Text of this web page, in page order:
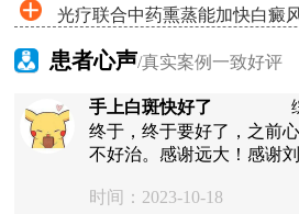
光疗联合中药熏蒸能加快白癜
患者心声/真实案例一致好评
手上白斑快好了
终于，终于要好了，之前
不好治。感谢远大！感谢
时间：2023-10-18